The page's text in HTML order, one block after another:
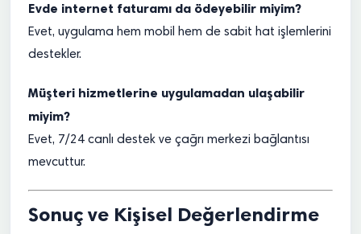
Evde internet faturamı da ödeyebilir miyim?
Evet, uygulama hem mobil hem de sabit hat işlemlerini
destekler.
Müşteri hizmetlerine uygulamadan ulaşabilir
miyim?
Evet, 7/24 canlı destek ve çağrı merkezi bağlantısı
mevcuttur.
Sonuç ve Kişisel Değerlendirme